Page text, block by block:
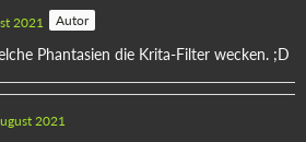
2021 Autor
Phantasien die Krita-Filter wecken. ;D
2021